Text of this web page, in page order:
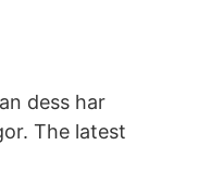
dess har
The latest